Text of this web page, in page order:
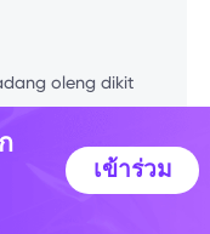
oleng dikit
เข้าร่วม